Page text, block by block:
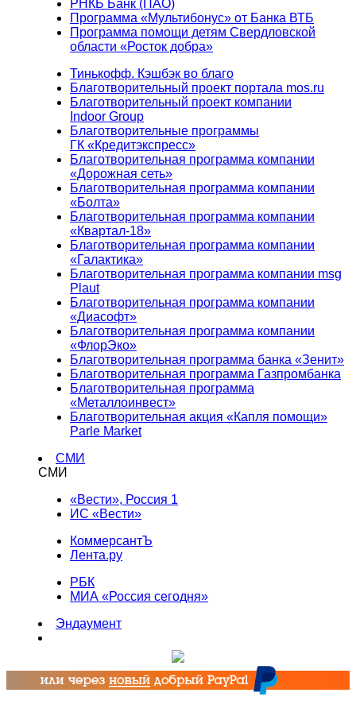
РНКБ Банк (ПАО)
Программа «Мультибонус» от Банка ВТБ
Программа помощи детям Свердловской
области «Росток добра»
Тинькофф. Кэшбэк во благо
Благотворительный проект портала mos.ru
Благотворительный проект компании
Indoor Group
Благотворительные программы
ГК «Кредитэкспресс»
Благотворительная программа компании
«Дорожная сеть»
Благотворительная программа компании
«Болта»
Благотворительная программа компании
«Квартал-18»
Благотворительная программа компании
«Галактика»
Благотворительная программа компании msg
Plaut
Благотворительная программа компании
«Диасофт»
Благотворительная программа компании
«ФлорЭко»
Благотворительная программа банка «Зенит»
Благотворительная программа Газпромбанка
Благотворительная программа
«Металлоинвест»
Благотворительная акция «Капля помощи»
Parle Market
СМИ
СМИ
«Вести», Россия 1
ИС «Вести»
КоммерсантЪ
Лента.ру
РБК
МИА «Россия сегодня»
Эндаумент